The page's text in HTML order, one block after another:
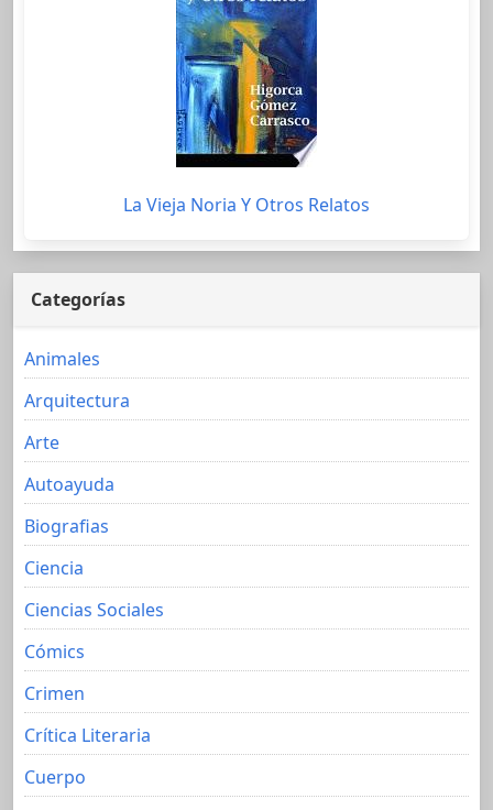
La Vieja Noria Y Otros Relatos
Categorías
Animales
Arquitectura
Arte
Autoayuda
Biografias
Ciencia
Ciencias Sociales
Cómics
Crimen
Crítica Literaria
Cuerpo